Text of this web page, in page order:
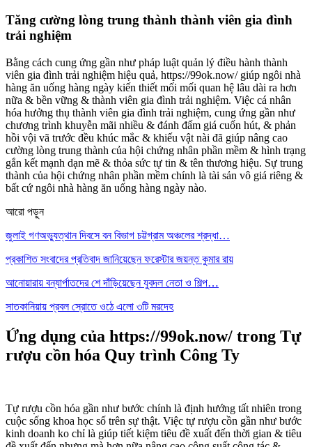
Tăng cường lòng trung thành thành viên gia đình
trải nghiệm
Bằng cách cung ứng gần như pháp luật quản lý điều hành thành
viên gia đình trải nghiệm hiệu quả, https://99ok.now/ giúp ngôi nhà
hàng ăn uống hàng ngày kiến thiết mối mối quan hệ lâu dài ra hơn
nữa & bền vững & thành viên gia đình trải nghiệm. Việc cá nhân
hóa hưởng thụ thành viên gia đình trải nghiệm, cung ứng gần như
chương trình khuyễn mãi nhiều & đánh đấm giá cuốn hút, & phản
hồi vội vã trước đều khúc mắc & khiếu vật nài đã giúp nâng cao
cường lòng trung thành của hội chứng nhân phần mềm & hình trạng
gắn kết mạnh dạn mẽ & thỏa sức tự tin & tên thương hiệu. Sự trung
thành của hội chứng nhân phần mềm chính là tài sản vô giá riêng &
bất cứ ngôi nhà hàng ăn uống hàng ngày nào.
আরো পড়ুন
জুলাই গণঅভ্যুত্থান দিবসে বন বিভাগ চট্টগ্রাম অঞ্চলের শ্রদ্ধা…
প্রকাশিত সংবাদের প্রতিবাদ জানিয়েছেন ফরেস্টার জয়ন্ত কুমার রায়
আনোয়ারায় বন্যার্পাতদের শে দাঁড়িয়েছেন যুবদল নেতা ও শিল্প…
সাতকানিয়ায় প্রবল স্রোতে ওঠে এলো ৩টি মরদেহ
Ứng dụng của https://99ok.now/ trong Tự
rượu cồn hóa Quy trình Công Ty
Tự rượu cồn hóa gần như bước chính là định hướng tất nhiên trong
cuộc sống khoa học số trên sự thật. Việc tự rượu cồn gần như bước
kinh doanh ko chỉ là giúp tiết kiệm tiêu đề xuất đến thời gian & tiêu